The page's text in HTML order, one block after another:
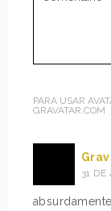
PARA USAR
GRAVATAR.COM
31